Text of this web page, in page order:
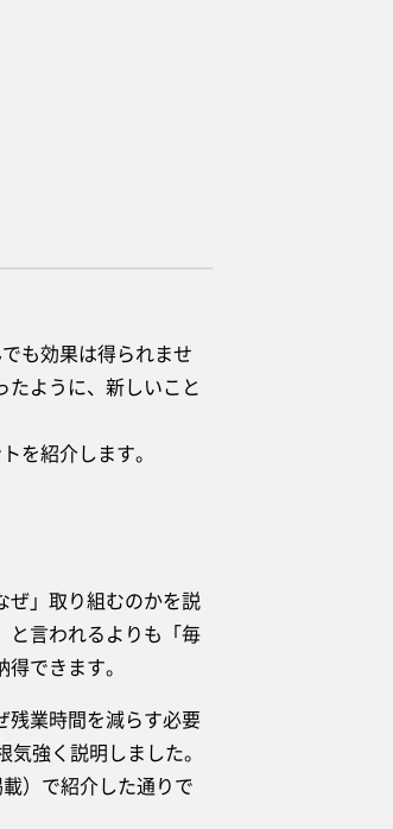
も効果は得られませ
ように、新しいこと
を紹介します。
ぜ」取り組むのかを説
と言われるよりも「毎
できます。
残業時間を減らす必要
強く説明しました。
載）で紹介した通りで